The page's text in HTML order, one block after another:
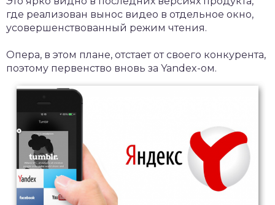
где реализован вынос видео в отдельное окно,
усовершенствованный режим чтения.
Опера, в этом плане, отстает от своего конкурента,
поэтому первенство вновь за Yandex-ом.